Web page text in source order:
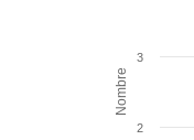
Nombre
2
3